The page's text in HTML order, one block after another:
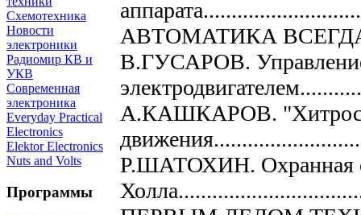
Схемотехника
Новости
электроники
Радиомир КВ и
УКВ
Современная
электроника
Everyday Practical
Electronics
Elektor Electronics
Nuts and Volts
Программы
АВТОМАТИКА
В.ГУСАРОВ.
А.КАШКАРОВ.
Р.ШАТОХИН. Охранная